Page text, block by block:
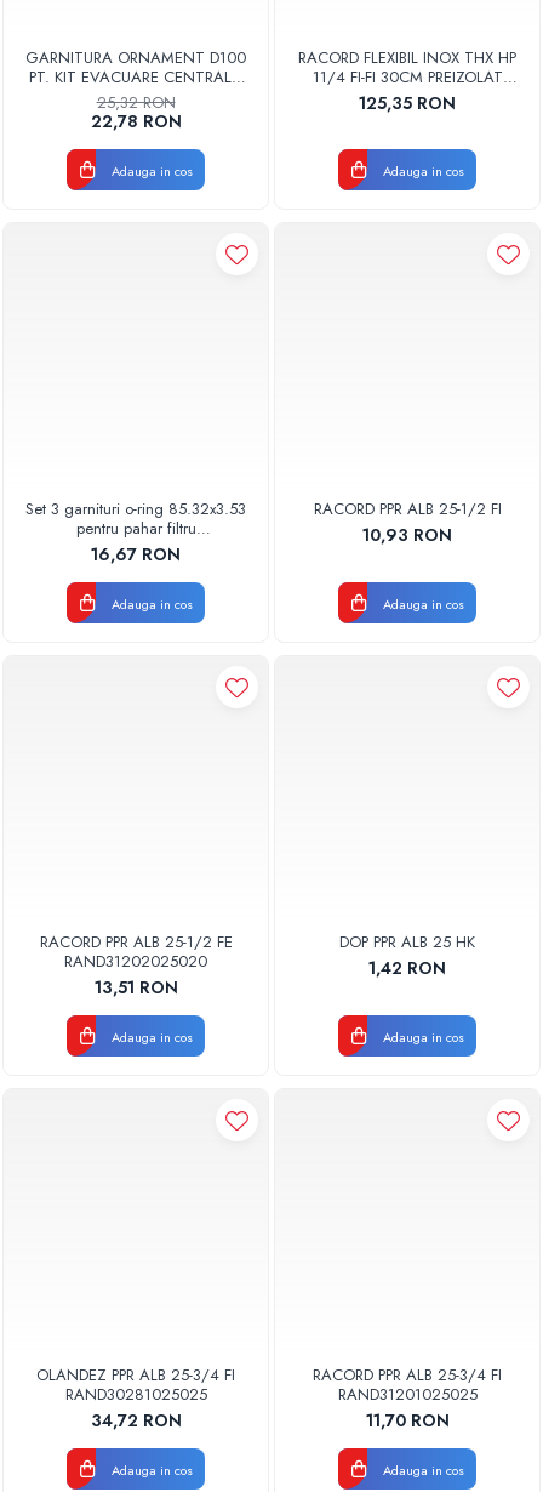
GARNITURA ORNAMENT D100
PT. KIT EVACUARE CENTRALA
FGGE100
25,32 RON
22,78 RON
Adauga in cos
RACORD FLEXIBIL INOX THX HP
11/4 FI-FI 30CM PREIZOLAT
PENTRU POMPA DE CALDURA -
THX
125,35 RON
Adauga in cos
Set 3 garnituri o-ring 85.32x3.53
pentru pahar filtru
AQUA06030000000
16,67 RON
Adauga in cos
RACORD PPR ALB 25-1/2 FI
10,93 RON
Adauga in cos
RACORD PPR ALB 25-1/2 FE
RAND31202025020
13,51 RON
Adauga in cos
DOP PPR ALB 25 HK
1,42 RON
Adauga in cos
OLANDEZ PPR ALB 25-3/4 FI
RAND30281025025
34,72 RON
Adauga in cos
RACORD PPR ALB 25-3/4 FI
RAND31201025025
11,70 RON
Adauga in cos